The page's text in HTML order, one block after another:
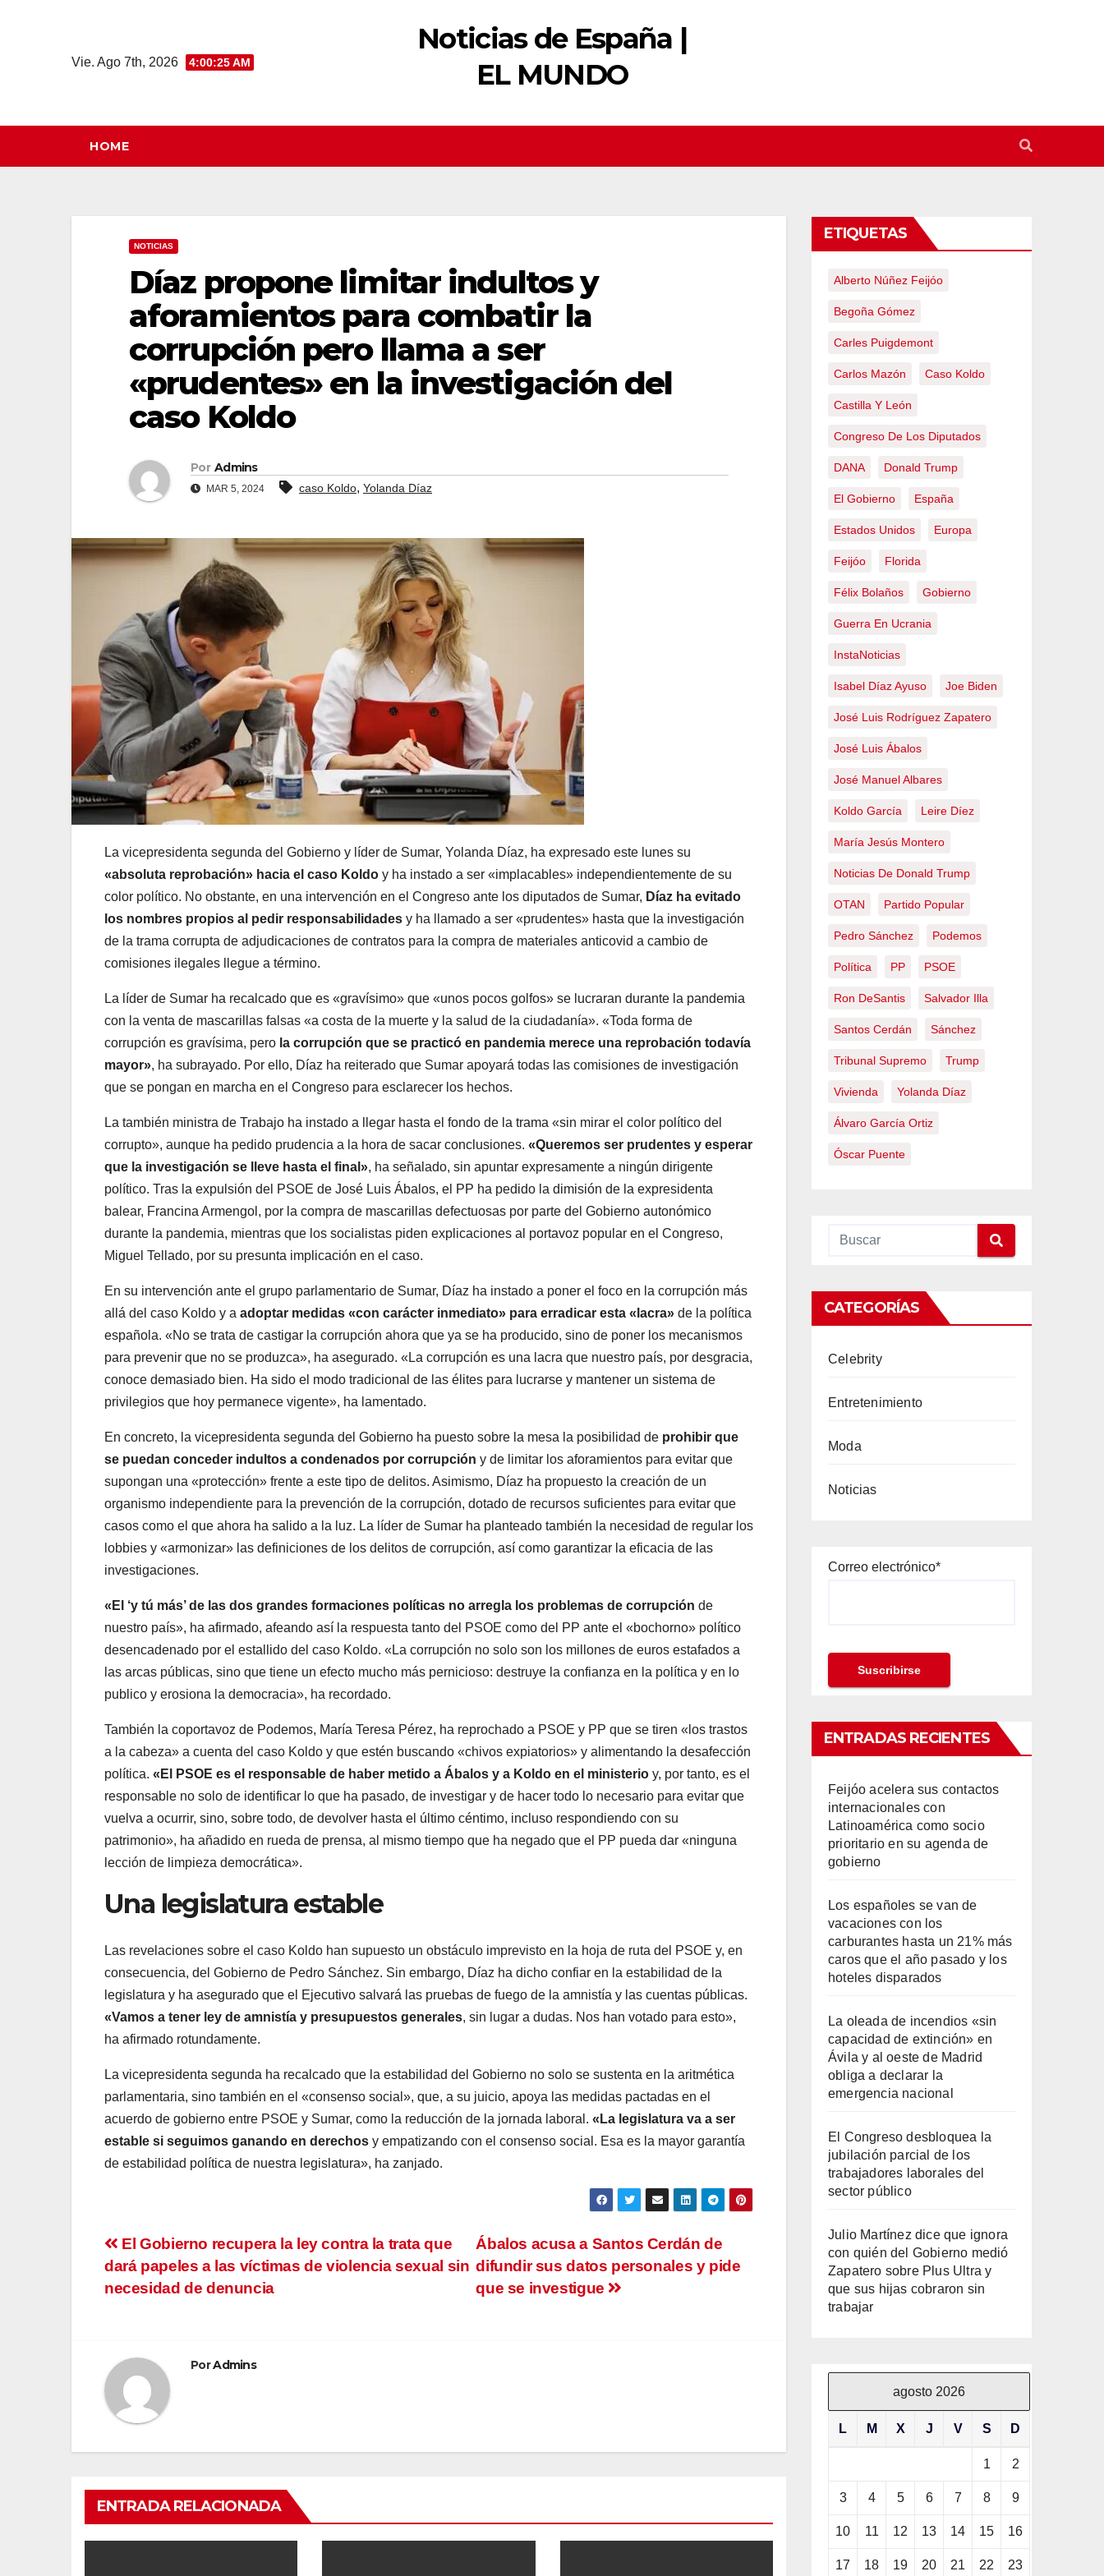
Vie. Ago 7th, 2026 4:00:26 AM
Noticias de España |
EL MUNDO
HOME
NOTICIAS
Díaz propone limitar indultos y
aforamientos para combatir la
corrupción pero llama a ser
«prudentes» en la investigación del
caso Koldo
Por Admins
MAR 5, 2024 caso Koldo, Yolanda Díaz
La vicepresidenta segunda del Gobierno y líder de Sumar, Yolanda Díaz, ha expresado este lunes su
«absoluta reprobación» hacia el caso Koldo y ha instado a ser «implacables» independientemente de su
color político. No obstante, en una intervención en el Congreso ante los diputados de Sumar, Díaz ha evitado
los nombres propios al pedir responsabilidades y ha llamado a ser «prudentes» hasta que la investigación
de la trama corrupta de adjudicaciones de contratos para la compra de materiales anticovid a cambio de
comisiones ilegales llegue a término.
La líder de Sumar ha recalcado que es «gravísimo» que «unos pocos golfos» se lucraran durante la pandemia
con la venta de mascarillas falsas «a costa de la muerte y la salud de la ciudadanía». «Toda forma de
corrupción es gravísima, pero la corrupción que se practicó en pandemia merece una reprobación todavía
mayor», ha subrayado. Por ello, Díaz ha reiterado que Sumar apoyará todas las comisiones de investigación
que se pongan en marcha en el Congreso para esclarecer los hechos.
La también ministra de Trabajo ha instado a llegar hasta el fondo de la trama «sin mirar el color político del
corrupto», aunque ha pedido prudencia a la hora de sacar conclusiones. «Queremos ser prudentes y esperar
que la investigación se lleve hasta el final», ha señalado, sin apuntar expresamente a ningún dirigente
político. Tras la expulsión del PSOE de José Luis Ábalos, el PP ha pedido la dimisión de la expresidenta
balear, Francina Armengol, por la compra de mascarillas defectuosas por parte del Gobierno autonómico
durante la pandemia, mientras que los socialistas piden explicaciones al portavoz popular en el Congreso,
Miguel Tellado, por su presunta implicación en el caso.
En su intervención ante el grupo parlamentario de Sumar, Díaz ha instado a poner el foco en la corrupción más
allá del caso Koldo y a adoptar medidas «con carácter inmediato» para erradicar esta «lacra» de la política
española. «No se trata de castigar la corrupción ahora que ya se ha producido, sino de poner los mecanismos
para prevenir que no se produzca», ha asegurado. «La corrupción es una lacra que nuestro país, por desgracia,
conoce demasiado bien. Ha sido el modo tradicional de las élites para lucrarse y mantener un sistema de
privilegios que hoy permanece vigente», ha lamentado.
En concreto, la vicepresidenta segunda del Gobierno ha puesto sobre la mesa la posibilidad de prohibir que
se puedan conceder indultos a condenados por corrupción y de limitar los aforamientos para evitar que
supongan una «protección» frente a este tipo de delitos. Asimismo, Díaz ha propuesto la creación de un
organismo independiente para la prevención de la corrupción, dotado de recursos suficientes para evitar que
casos como el que ahora ha salido a la luz. La líder de Sumar ha planteado también la necesidad de regular los
lobbies y «armonizar» las definiciones de los delitos de corrupción, así como garantizar la eficacia de las
investigaciones.
«El ‘y tú más’ de las dos grandes formaciones políticas no arregla los problemas de corrupción de
nuestro país», ha afirmado, afeando así la respuesta tanto del PSOE como del PP ante el «bochorno» político
desencadenado por el estallido del caso Koldo. «La corrupción no solo son los millones de euros estafados a
las arcas públicas, sino que tiene un efecto mucho más pernicioso: destruye la confianza en la política y en lo
publico y erosiona la democracia», ha recordado.
También la coportavoz de Podemos, María Teresa Pérez, ha reprochado a PSOE y PP que se tiren «los trastos
a la cabeza» a cuenta del caso Koldo y que estén buscando «chivos expiatorios» y alimentando la desafección
política. «El PSOE es el responsable de haber metido a Ábalos y a Koldo en el ministerio y, por tanto, es el
responsable no solo de identificar lo que ha pasado, de investigar y de hacer todo lo necesario para evitar que
vuelva a ocurrir, sino, sobre todo, de devolver hasta el último céntimo, incluso respondiendo con su
patrimonio», ha añadido en rueda de prensa, al mismo tiempo que ha negado que el PP pueda dar «ninguna
lección de limpieza democrática».
Una legislatura estable
Las revelaciones sobre el caso Koldo han supuesto un obstáculo imprevisto en la hoja de ruta del PSOE y, en
consecuencia, del Gobierno de Pedro Sánchez. Sin embargo, Díaz ha dicho confiar en la estabilidad de la
legislatura y ha asegurado que el Ejecutivo salvará las pruebas de fuego de la amnistía y las cuentas públicas.
«Vamos a tener ley de amnistía y presupuestos generales, sin lugar a dudas. Nos han votado para esto»,
ha afirmado rotundamente.
La vicepresidenta segunda ha recalcado que la estabilidad del Gobierno no solo se sustenta en la aritmética
parlamentaria, sino también en el «consenso social», que, a su juicio, apoya las medidas pactadas en el
acuerdo de gobierno entre PSOE y Sumar, como la reducción de la jornada laboral. «La legislatura va a ser
estable si seguimos ganando en derechos y empatizando con el consenso social. Esa es la mayor garantía
de estabilidad política de nuestra legislatura», ha zanjado.
Navegación
de
Ábalos acusa a Santos Cerdán de
difundir sus datos personales y pide
que se investigue
El Gobierno recupera la ley contra la trata que
dará papeles a las víctimas de violencia sexual sin
necesidad de denuncia
PorAdmins
ENTRADA RELACIONADA
ETIQUETAS
Alberto Núñez Feijóo
Begoña Gómez
Carles Puigdemont
Carlos Mazón Caso Koldo
Castilla Y León
Congreso De Los Diputados
DANA Donald Trump
El Gobierno España
Estados Unidos Europa
Feijóo Florida
Félix Bolaños Gobierno
Guerra En Ucrania
InstaNoticias
Isabel Díaz Ayuso Joe Biden
José Luis Rodríguez Zapatero
José Luis Ábalos
José Manuel Albares
Koldo García Leire Díez
María Jesús Montero
Noticias De Donald Trump
OTAN Partido Popular
Pedro Sánchez Podemos
Política PP PSOE
Ron DeSantis Salvador Illa
Santos Cerdán Sánchez
Tribunal Supremo Trump
Vivienda Yolanda Díaz
Álvaro García Ortiz
Óscar Puente
CATEGORÍAS
Celebrity
Entretenimiento
Moda
Noticias
Correo electrónico*
ENTRADAS RECIENTES
Feijóo acelera sus contactos
internacionales con
Latinoamérica como socio
prioritario en su agenda de
gobierno
Los españoles se van de
vacaciones con los
carburantes hasta un 21% más
caros que el año pasado y los
hoteles disparados
La oleada de incendios «sin
capacidad de extinción» en
Ávila y al oeste de Madrid
obliga a declarar la
emergencia nacional
El Congreso desbloquea la
jubilación parcial de los
trabajadores laborales del
sector público
Julio Martínez dice que ignora
con quién del Gobierno medió
Zapatero sobre Plus Ultra y
que sus hijas cobraron sin
trabajar
agosto 2026
L M X J V S D
1 2
3 4 5 6 7 8 9
10 11 12 13 14 15 16
17 18 19 20 21 22 23